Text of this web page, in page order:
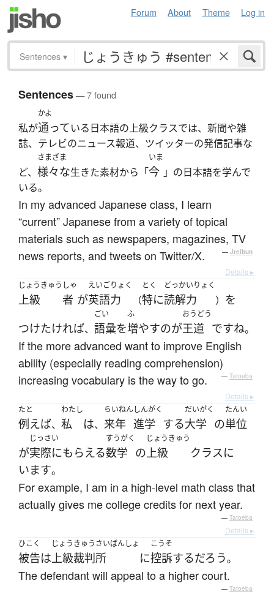
Forum About Theme Log in
Sentences ▾
Sentences— 7 found
私が
かよ
通っている日本語の上級クラスでは、新聞や雑
誌、テレビのニュース報道、ツイッターの発信記事な
ど、
さまざま
様々な生きた素材から「
いま
今 」の日本語を学んで
いる。
In my advanced Japanese class, I learn
“current” Japanese from a variety of topical
materials such as newspapers, magazines, TV
news reports, and tweets on Twitter/X.
— Jreibun
Details ▸
じょうきゅう
上級
しゃ
者 が
えいご
英語
りょく
力 （
とく
特に
どっかいりょく
読解力 ） を
つけたければ、
ごい
語彙を
ふ
増やすのが
おうどう
王道 ですね。
If the more advanced want to improve English
ability (especially reading comprehension)
increasing vocabulary is the way to go.
— Tatoeba
Details ▸
たと
例えば、
わたし
私 は、
らいねん
来年
しんがく
進学 する
だいがく
大学 の
たんい
単位
が
じっさい
実際にもらえる
すうがく
数学 の
じょうきゅう
上級 クラスに
います。
For example, I am in a high-level math class that
actually gives me college credits for next year.
— Tatoeba
Details ▸
ひこく
被告は
じょうきゅうさいばんしょ
上級裁判所 に
こうそ
控訴するだろう。
The defendant will appeal to a higher court.
— Tatoeba